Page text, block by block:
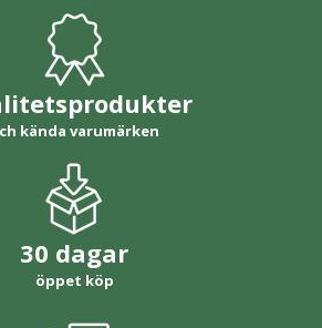
kända varumärken
30 dagar
öppet köp